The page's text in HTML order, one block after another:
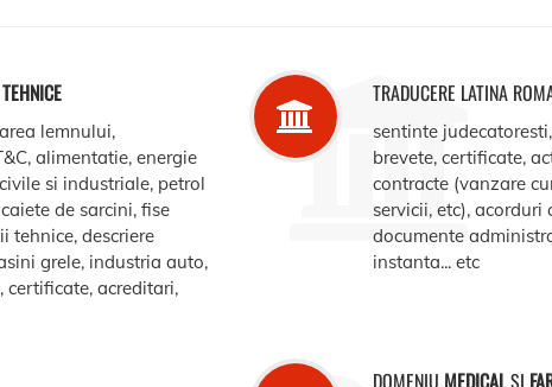
TEHNICE
lemnului,
alimentatie, energie
si industriale, petrol
de sarcini, fise
tehnice, descriere
grele, industria auto,
certificate, acreditari,
TRADUCERE LATINA
sentinte
brevete, certificate,
contracte (vanzare
servicii, etc), acorduri
documente
instanta... etc
DOMENIU MEDICALSI